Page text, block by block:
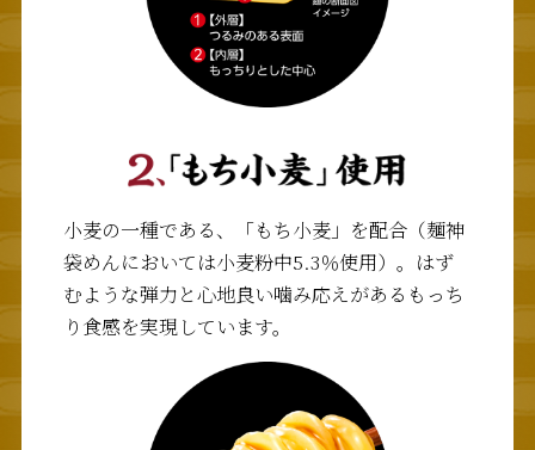
小麦の一種である、「もち小麦」を配合（麺神
袋めんにおいては小麦粉中5.3％使用）。はず
むような弾力と心地良い噛み応えがあるもっち
り食感を実現しています。